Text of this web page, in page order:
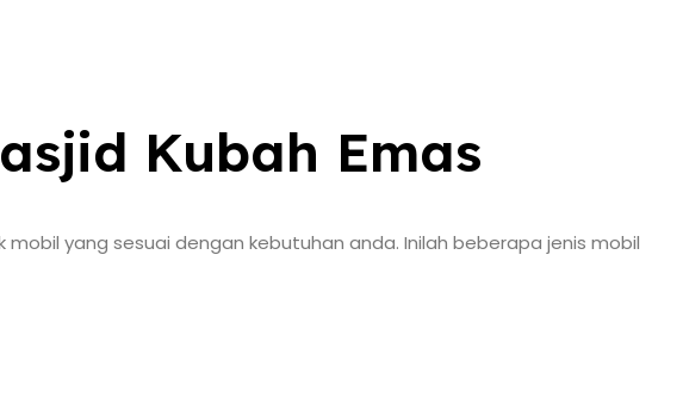
Kubah Emas
yang sesuai dengan kebutuhan anda. Inilah beberapa jenis mobil